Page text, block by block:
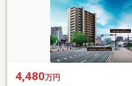
4,480万円